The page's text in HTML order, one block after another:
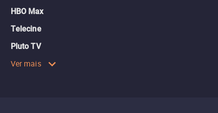
HBO Max
Telecine
Pluto TV
Ver mais